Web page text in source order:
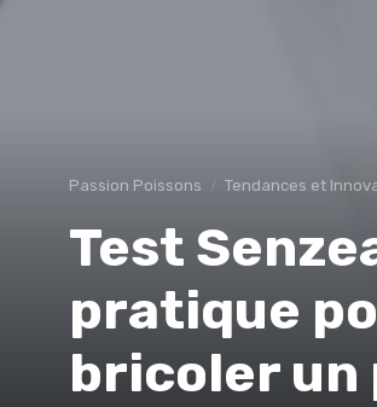
Passion Poissons Tendances et
Test
pratique
bricoler un